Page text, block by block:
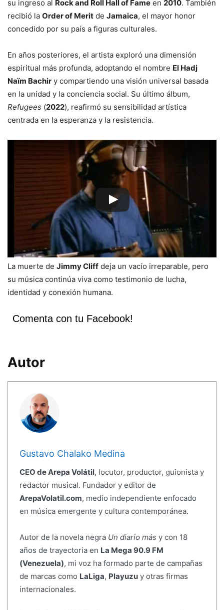
su ingreso al Rock and Roll Hall of Fame en 2010. También
recibió la Order of Merit de Jamaica, el mayor honor
concedido por su país a figuras culturales.
En años posteriores, el artista exploró una dimensión
espiritual más profunda, adoptando el nombre El Hadj
Naïm Bachir y compartiendo una visión universal basada
en la unidad y la conciencia social. Su último álbum,
Refugees (2022), reafirmó su sensibilidad artística
centrada en la esperanza y la resistencia.
La muerte de Jimmy Cliff deja un vacío irreparable, pero
su música continúa viva como testimonio de lucha,
identidad y conexión humana.
Comenta con tu Facebook!
Autor
Gustavo Chalako Medina
CEO de Arepa Volátil, locutor, productor, guionista y
redactor musical. Fundador y editor de
ArepaVolatil.com, medio independiente enfocado
en música emergente y cultura contemporánea.
Autor de la novela negra Un diario más y con 18
años de trayectoria en La Mega 90.9 FM
(Venezuela), mi voz ha formado parte de campañas
de marcas como LaLiga, Playuzuy otras firmas
internacionales.